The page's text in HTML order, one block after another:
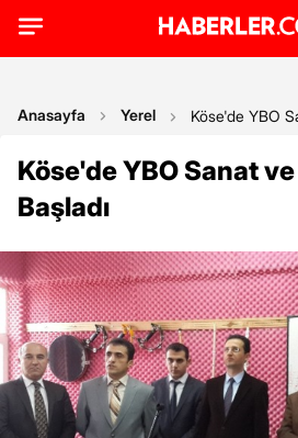
Anasayfa Yerel Köse'de YBO
Köse'de YBO Sanat
Başladı